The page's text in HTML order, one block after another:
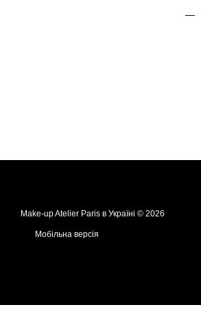
Make-up Atelier Paris в Україні © 2026
Мобільна версія